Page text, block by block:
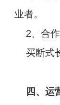
业者。
2、合
买断式
四、运